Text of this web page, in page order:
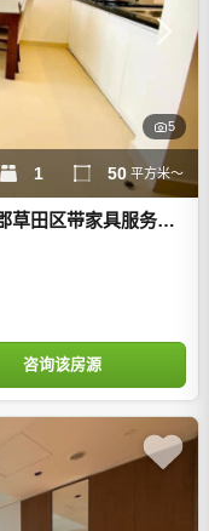
5
草田区带家具服务式
1 50 平方米～
咨询该房源